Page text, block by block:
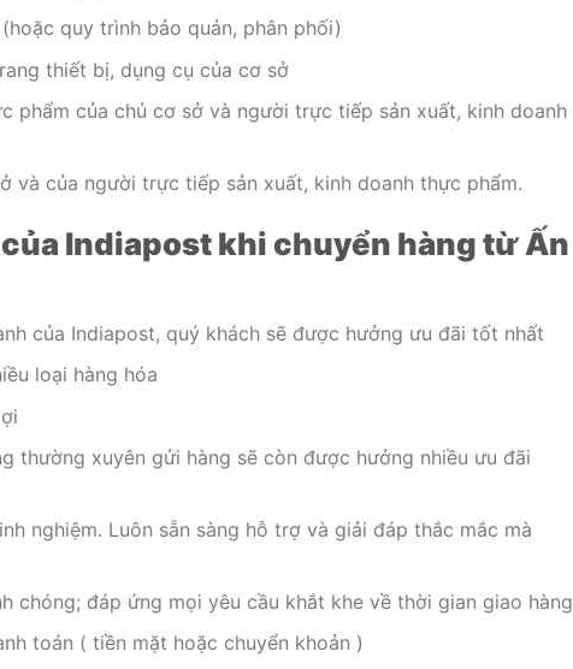
quy trình bảo quản, phân phối)
thiết bị, dụng cụ của cơ sở
phẩm của chủ cơ sở và người trực tiếp sản xuất, kinh doanh
và của người trực tiếp sản xuất, kinh doanh thực phẩm.
Indiapost khi chuyển hàng từ Ấn
của Indiapost, quý khách sẽ được hưởng ưu đãi tốt nhất
loại hàng hóa
thường xuyên gửi hàng sẽ còn được hưởng nhiều ưu đãi
nghiệm. Luôn sẵn sàng hỗ trợ và giải đáp thắc mắc mà
chóng; đáp ứng mọi yêu cầu khắt khe về thời gian giao hàng
toán ( tiền mặt hoặc chuyển khoản )